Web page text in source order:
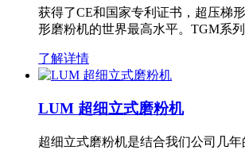
获得了CE和国家专利证书，超压梯
形磨粉机的世界最高水平。TGM系
了解详情
LUM 超细立式磨粉机
超细立式磨粉机是结合我们公司几